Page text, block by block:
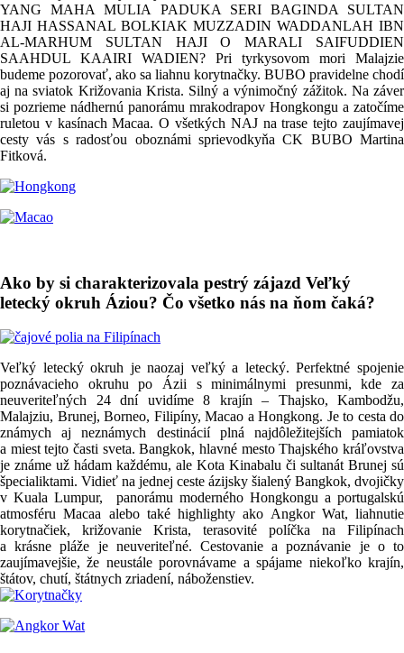
YANG MAHA MULIA PADUKA SERI BAGINDA SULTAN
HAJI HASSANAL BOLKIAK MUZZADIN WADDANLAH IBN
AL-MARHUM SULTAN HAJI O MARALI SAIFUDDIEN
SAAHDUL KAAIRI WADIEN? Pri tyrkysovom mori Malajzie
budeme pozorovať, ako sa liahnu korytnačky. BUBO pravidelne chodí
aj na sviatok Križovania Krista. Silný a výnimočný zážitok. Na záver
si pozrieme nádhernú panorámu mrakodrapov Hongkongu a zatočíme
ruletou v kasínach Macaa. O všetkých NAJ na trase tejto zaujímavej
cesty vás s radosťou oboznámi sprievodkyňa CK BUBO Martina
Fitková.
Ako by si charakterizovala pestrý zájazd Veľký
letecký okruh Áziou? Čo všetko nás na ňom čaká?
Veľký letecký okruh je naozaj veľký a letecký. Perfektné spojenie
poznávacieho okruhu po Ázii s minimálnymi presunmi, kde za
neuveriteľných 24 dní uvidíme 8 krajín – Thajsko, Kambodžu,
Malajziu, Brunej, Borneo, Filipíny, Macao a Hongkong. Je to cesta do
známych aj neznámych destinácií plná najdôležitejších pamiatok
a miest tejto časti sveta. Bangkok, hlavné mesto Thajského kráľovstva
je známe už hádam každému, ale Kota Kinabalu či sultanát Brunej sú
špecialiktami. Vidieť na jednej ceste ázijsky šialený Bangkok, dvojičky
v Kuala Lumpur, panorámu moderného Hongkongu a portugalskú
atmosféru Macaa alebo také highlighty ako Angkor Wat, liahnutie
korytnačiek, križovanie Krista, terasovité políčka na Filipínach
a krásne pláže je neuveriteľné. Cestovanie a poznávanie je o to
zaujímavejšie, že neustále porovnávame a spájame niekoľko krajín,
štátov, chutí, štátnych zriadení, náboženstiev.